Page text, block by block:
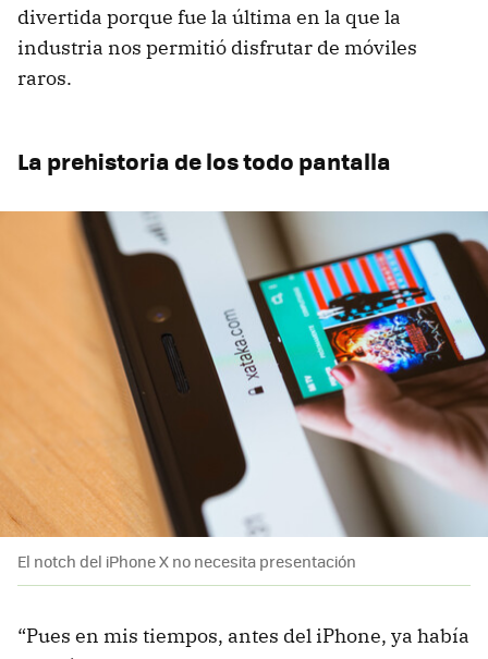
divertida porque fue la última en la que la
industria nos permitió disfrutar de móviles
raros.
La prehistoria de los todo pantalla
El notch del iPhone X no necesita presentación
“Pues en mis tiempos, antes del iPhone, ya había